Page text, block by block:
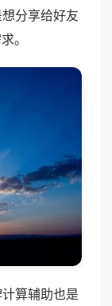
分享给好友
。
算辅助也是